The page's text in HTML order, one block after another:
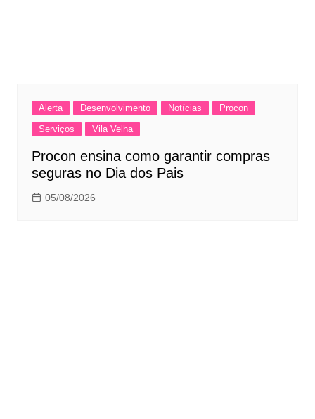
Alerta Desenvolvimento Notícias
Procon
Serviços
Vila Velha
Procon ensina como garantir compras
seguras no Dia dos Pais
05/08/2026